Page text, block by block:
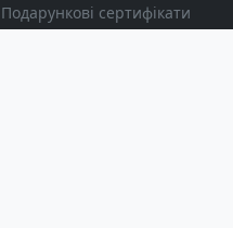
Подарункові сертифікати
Дисконтні картки